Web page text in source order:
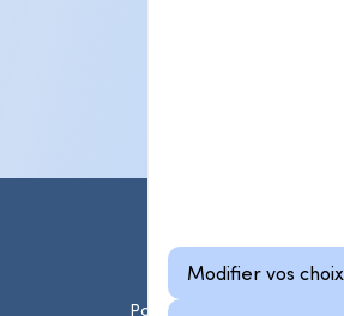
Modifier vos choix
Politique de confidentialité